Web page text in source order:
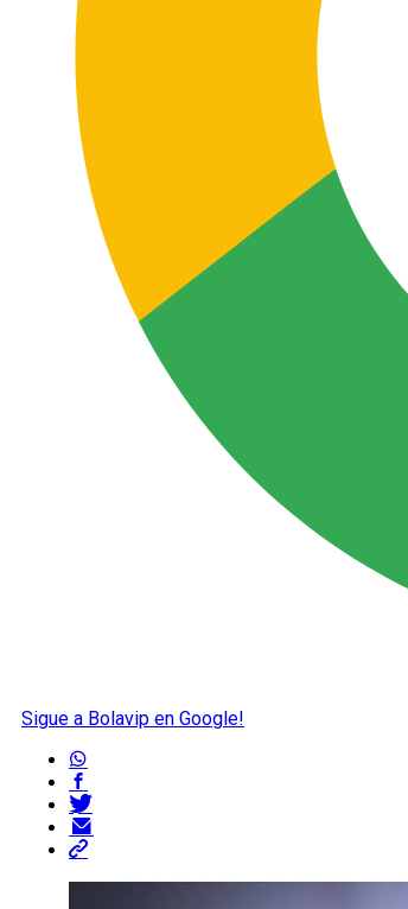
Sigue a Bolavip en Google!